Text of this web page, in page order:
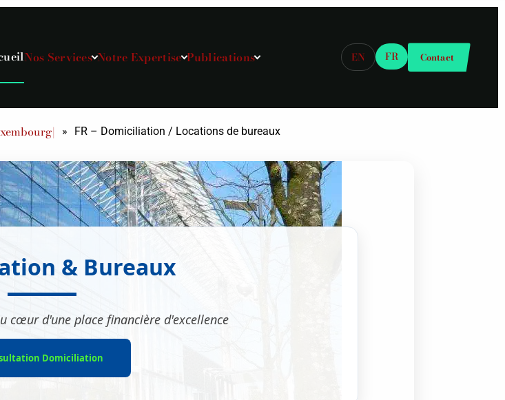
Nos Services Notre Expertise Publications EN FR Contact
» FR – Domiciliation / Locations de bureaux
& Bureaux
cœur d'une place financière d'excellence
Domiciliation